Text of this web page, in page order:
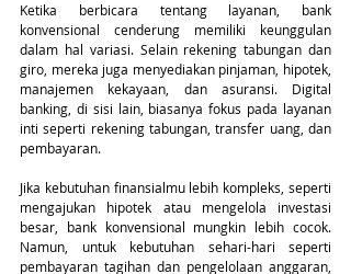
Ketika berbicara tentang layanan, bank
konvensional cenderung memiliki keunggulan
dalam hal variasi. Selain rekening tabungan dan
giro, mereka juga menyediakan pinjaman, hipotek,
manajemen kekayaan, dan asuransi. Digital
banking, di sisi lain, biasanya fokus pada layanan
inti seperti rekening tabungan, transfer uang, dan
pembayaran.
Jika kebutuhan finansialmu lebih kompleks, seperti
mengajukan hipotek atau mengelola investasi
besar, bank konvensional mungkin lebih cocok.
Namun, untuk kebutuhan sehari-hari seperti
pembayaran tagihan dan pengelolaan anggaran,